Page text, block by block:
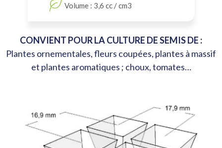
Volume : 3,6 cc / cm3
CONVIENT POUR LA CULTURE DE SEMIS DE :
Plantes ornementales, fleurs coupées, plantes à massif
et plantes aromatiques ; choux, tomates…